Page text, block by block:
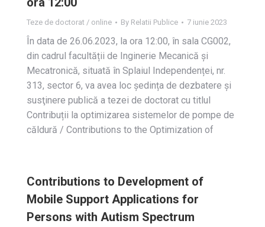
Teze de doctorat / online By Relatii Publice 7 iunie 2023
În data de 26.06.2023, la ora 12:00, în sala CG002,
din cadrul facultății de Inginerie Mecanică și
Mecatronică, situată în Splaiul Independenței, nr.
313, sector 6, va avea loc ședința de dezbatere și
susţinere publică a tezei de doctorat cu titlul
Contribuții la optimizarea sistemelor de pompe de
căldură / Contributions to the Optimization of
Contributions to Development of
Mobile Support Applications for
Persons with Autism Spectrum